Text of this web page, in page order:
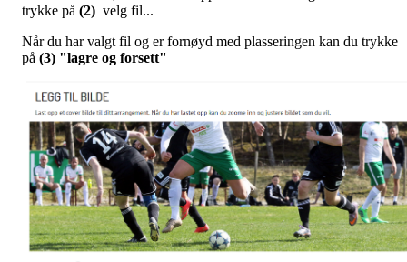
trykke på (2) velg fil...
Når du har valgt fil og er fornøyd med plasseringen kan du trykke
på (3) "lagre og forsett"